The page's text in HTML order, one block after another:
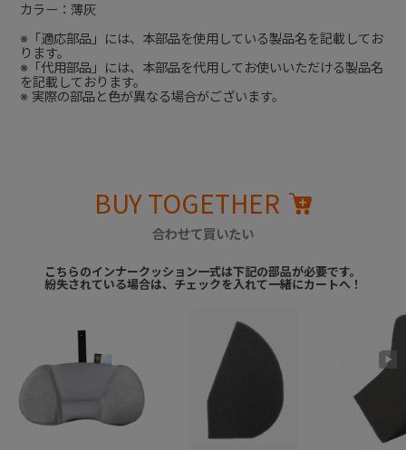
カラー：薄灰
※「適応部品」には、本部品を使用している製品名を記載してお
ります。
※「代用部品」には、本部品を代用してお使いいただける製品名
を記載しております。
※ 実際の部品と色が異なる場合がございます。
BUY TOGETHER
合わせて買いたい
こちらのインナークッション一式は下記の部品が必要です。
紛失されている場合は、チェックを入れて一緒にカートへ！